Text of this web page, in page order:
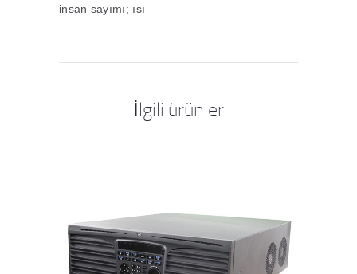
insan sayımı; ısı
İlgili ürünler